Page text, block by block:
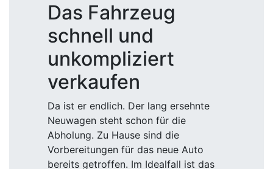
Das Fahrzeug
schnell und
unkompliziert
verkaufen
Da ist er endlich. Der lang ersehnte
Neuwagen steht schon für die
Abholung. Zu Hause sind die
Vorbereitungen für das neue Auto
bereits getroffen. Im Idealfall ist das